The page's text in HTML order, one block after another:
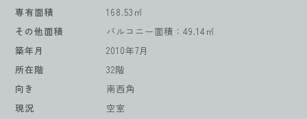
専有面積
168.53㎡
その他面積
バルコニー面積：49.14㎡
築年月
2010年7月
所在階
32階
向き
南西角
現況
空室